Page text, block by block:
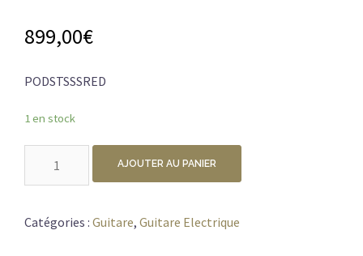
899,00€
PODSTSSSRED
1 en stock
ORIGIN
AJOUTER AU PANIER
Catégories : Guitare, Guitare Electrique